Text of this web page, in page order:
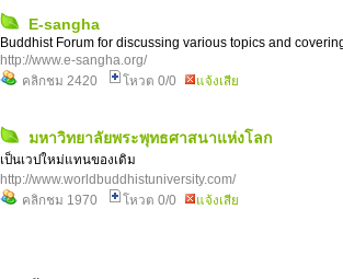
E-sangha
Buddhist Forum for discussing various topics and
http://www.e-sangha.org/
คลิกชม 2420
โหวต 0/0 แจ้งเสีย
มหาวิทยาลัยพระพุทธศาสนาแห่งโลก
เป็นเวปใหม่แทนของเดิม
http://www.worldbuddhistuniversity.com/
คลิกชม 1970
โหวต 0/0 แจ้งเสีย